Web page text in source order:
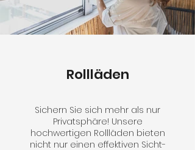
Rollläden
Sichern Sie sich mehr als nur
Privatsphäre! Unsere
hochwertigen Rollläden bieten
nicht nur einen effektiven Sicht-